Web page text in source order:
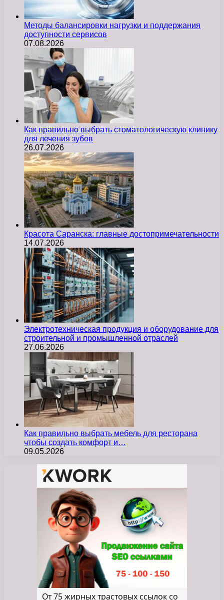
Методы балансировки нагрузки и поддержания
доступности сервисов
07.08.2026
Как правильно выбрать стоматологическую клинику
для лечения зубов
26.07.2026
Красота Саранска: главные достопримечательности
14.07.2026
Электротехническая продукция и оборудование для
строительной и промышленной отраслей
27.06.2026
Как правильно выбрать мебель для ресторана
чтобы создать комфорт и…
09.05.2026